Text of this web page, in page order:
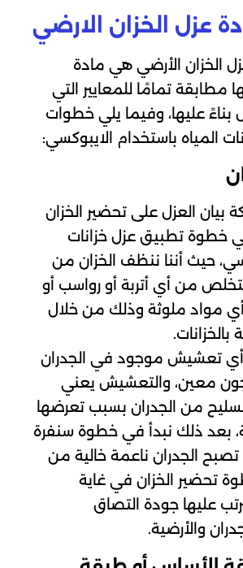
عزل الخزان الارضي
الخزان الأرضي هي مادة
مطابقة تمامًا للمعايير التي
بناءً عليها، وفيما يلي خطوات
المياه باستخدام الايبوكسي:
العزل على تحضير الخزان
خطوة تطبيق عزل خزانات
حيث أننا ننظف الخزان من
من أي أتربة أو رواسب أو
أي مواد ملوثة وذلك من خلال
أي تعشيش موجود في الجدران
معين، والتعشيش يعني
من الجدران بسبب تعرضها
بعد ذلك نبدأ في خطوة سنفرة
الجدران ناعمة خالية من
تحضير الخزان في غاية
عليها جودة التصاق
والأرضية.